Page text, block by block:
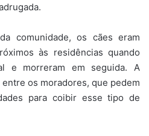
comunidade, os cães eram
às residências quando
e morreram em seguida. A
os moradores, que pedem
para coibir esse tipo de